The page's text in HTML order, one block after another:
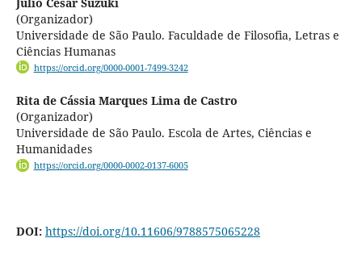
(Organizador)
Universidade de São Paulo. Faculdade de Filosofia, Letras e
Ciências Humanas
https://orcid.org/0000-0001-7499-3242
Rita de Cássia Marques Lima de Castro
(Organizador)
Universidade de São Paulo. Escola de Artes, Ciências e
Humanidades
https://orcid.org/0000-0002-0137-6005
DOI: https://doi.org/10.11606/9788575065228